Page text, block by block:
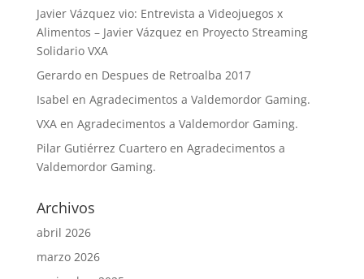
Javier Vázquez vio: Entrevista a Videojuegos x
Alimentos – Javier Vázquez en Proyecto Streaming
Solidario VXA
Gerardoen Despues de Retroalba 2017
Isabel en Agradecimentos a Valdemordor Gaming.
VXAen Agradecimentos a Valdemordor Gaming.
Pilar Gutiérrez Cuarteroen Agradecimentos a
Valdemordor Gaming.
Archivos
abril 2026
marzo 2026